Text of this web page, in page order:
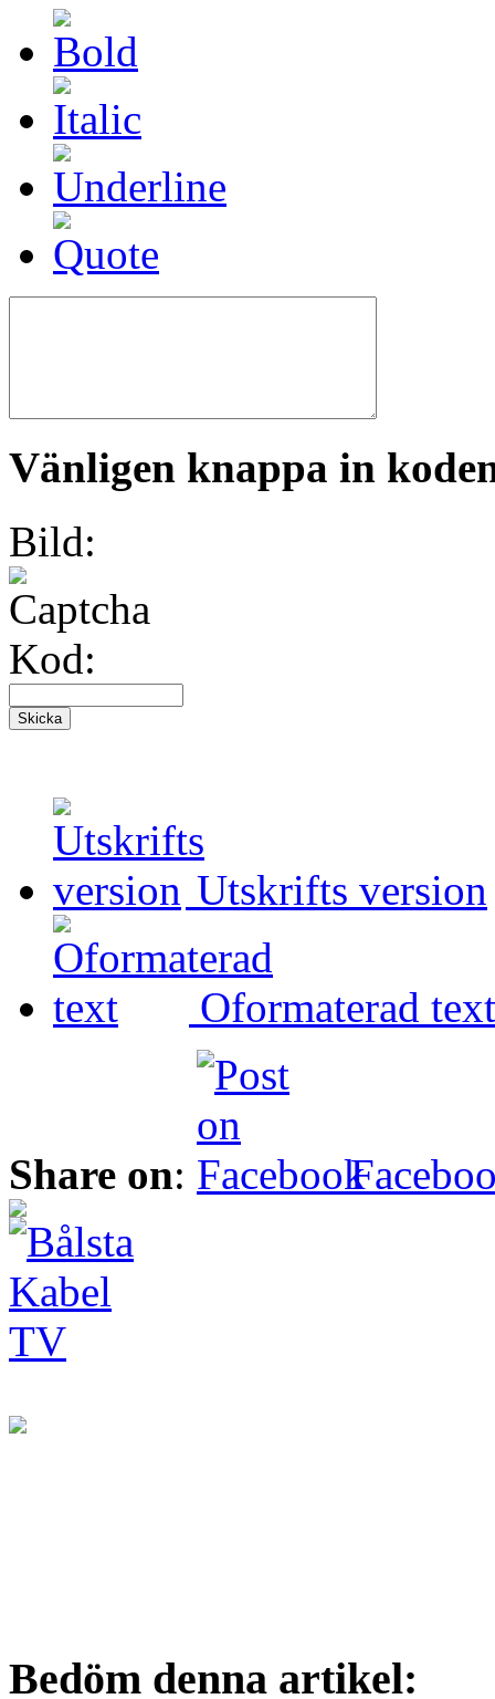
Vänligen knappa in
Bild:
Kod:
Utskrifts version
Oformaterad text
Share on:
Bedöm denna artikel: